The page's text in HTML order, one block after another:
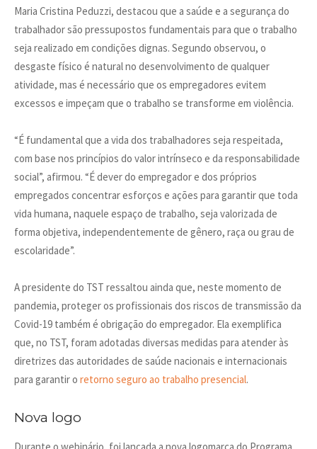
Maria Cristina Peduzzi, destacou que a saúde e a segurança do
trabalhador são pressupostos fundamentais para que o trabalho
seja realizado em condições dignas. Segundo observou, o
desgaste físico é natural no desenvolvimento de qualquer
atividade, mas é necessário que os empregadores evitem
excessos e impeçam que o trabalho se transforme em violência.
“É fundamental que a vida dos trabalhadores seja respeitada,
com base nos princípios do valor intrínseco e da responsabilidade
social”, afirmou. “É dever do empregador e dos próprios
empregados concentrar esforços e ações para garantir que toda
vida humana, naquele espaço de trabalho, seja valorizada de
forma objetiva, independentemente de gênero, raça ou grau de
escolaridade”.
A presidente do TST ressaltou ainda que, neste momento de
pandemia, proteger os profissionais dos riscos de transmissão da
Covid-19 também é obrigação do empregador. Ela exemplifica
que, no TST, foram adotadas diversas medidas para atender às
diretrizes das autoridades de saúde nacionais e internacionais
para garantir o retorno seguro ao trabalho presencial.
Nova logo